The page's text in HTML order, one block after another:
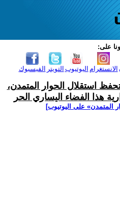
على:
الفيسبوك التويتر اليوتيوب الانستغرام
استقلال الحوار المتمدن،
هذا الفضاء اليساري الحر
المتمدن» على اليوتيوب]